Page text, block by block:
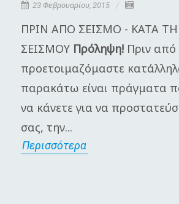
23 Φεβρουαρίου, 2015
ΠΡΙΝ ΑΠΟ ΣΕΙΣΜΟ - ΚΑΤΑ ΤΗ
ΣΕΙΣΜΟΥ Πρόληψη! Πριν από
προετοιμαζόμαστε
παρακάτω είναι πράγματα
να κάνετε για να
σας, την...
Περισσότερα